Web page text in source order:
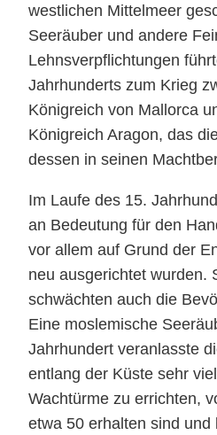
westlichen Mittelmeer
Seeräuber und andere
Lehnsverpflichtungen
Jahrhunderts zum Krieg
Königreich von Mallorca
Königreich Aragon, das
dessen in seinen
Im Laufe des 15.
an Bedeutung für den
vor allem auf Grund der
neu ausgerichtet wurden.
schwächten auch die
Eine moslemische
Jahrhundert veranlasste
entlang der Küste sehr
Wachtürme zu errichten,
etwa 50 erhalten sind und